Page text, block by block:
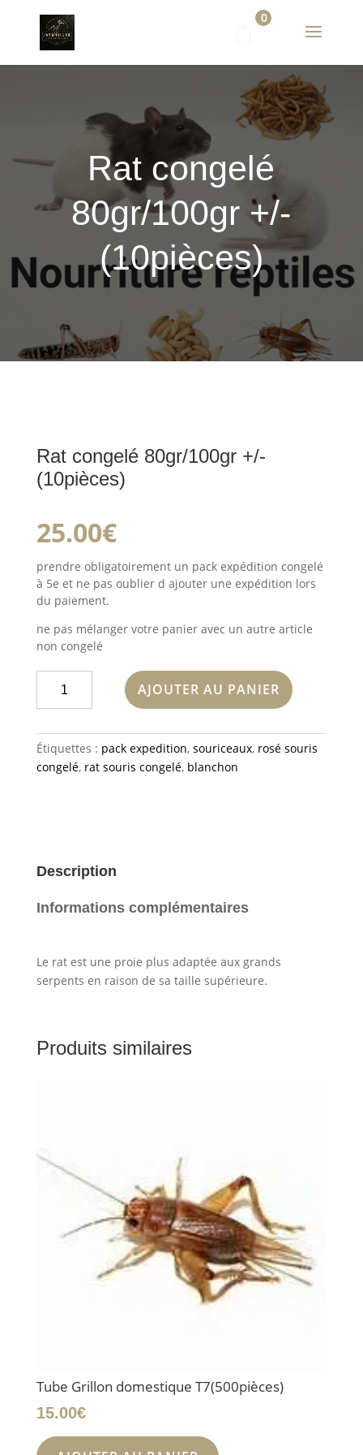
0
Rat congelé
80gr/100gr +/-
(10pièces)
Rat congelé 80gr/100gr +/-
(10pièces)
25.00€
prendre obligatoirement un pack expédition congelé
à 5e et ne pas oublier d ajouter une expédition lors
du paiement.
ne pas mélanger votre panier avec un autre article
non congelé
congelé
80gr/100gr
+/-
AJOUTER AU PANIER
Étiquettes : pack expedition, souriceaux, rosé souris
congelé, rat souris congelé, blanchon
Description
Informations complémentaires
Le rat est une proie plus adaptée aux grands
serpents en raison de sa taille supérieure.
Produits similaires
Tube Grillon domestique T7(500pièces)
15.00€